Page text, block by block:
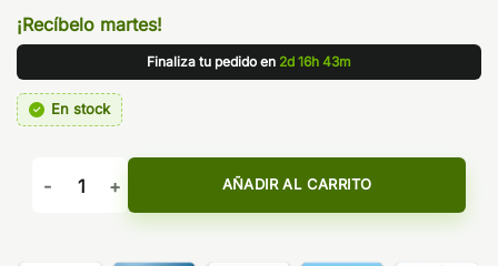
¡Recíbelo martes!
Finaliza tu pedido en 2d 16h 43m
En stock
Aroma Supra Aldonza Reserve 30ml Longfill - Platinum
AÑADIR AL CARRITO